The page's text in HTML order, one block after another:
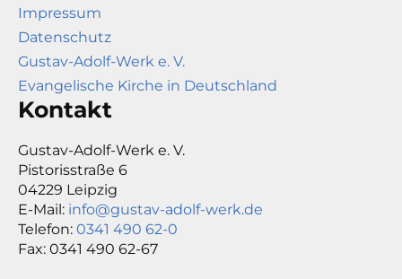
Impressum
Datenschutz
Gustav-Adolf-Werk e. V.
Evangelische Kirche in Deutschland
Kontakt
Gustav-Adolf-Werk e. V.
Pistorisstraße 6
04229 Leipzig
E-Mail: info@gustav-adolf-werk.de
Telefon: 0341 490 62-0
Fax: 0341 490 62-67